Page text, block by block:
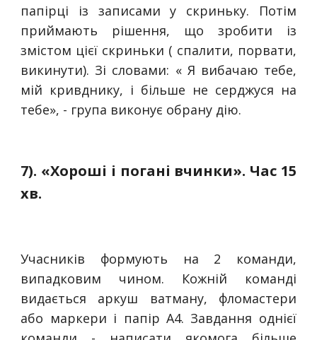
папірці із записами у скриньку. Потім
приймають рішення, що зробити із
змістом цієї скриньки ( спалити, порвати,
викинути). Зі словами: « Я вибачаю тебе,
мій кривднику, і більше не серджуся на
тебе», - група виконує обрану дію.
7). «Хороші і погані вчинки». Час 15
хв.
Учасників формують на 2 команди,
випадковим чином. Кожній команді
видається аркуш ватману, фломастери
або маркери і папір А4. Завдання однієї